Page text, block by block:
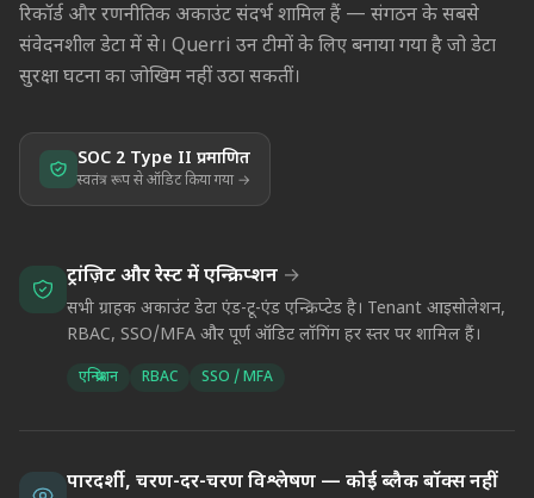
रिकॉर्ड और रणनीतिक अकाउंट संदर्भ शामिल हैं — संगठन के सबसे
संवेदनशील डेटा में से। Querri उन टीमों के लिए बनाया गया है जो डेटा
सुरक्षा घटना का जोखिम नहीं उठा सकतीं।
SOC 2 Type II प्रमाणित
स्वतंत्र रूप से ऑडिट किया गया →
ट्रांज़िट और रेस्ट में एन्क्रिप्शन →
सभी ग्राहक अकाउंट डेटा एंड-टू-एंड एन्क्रिप्टेड है। Tenant आइसोलेशन,
RBAC, SSO/MFA और पूर्ण ऑडिट लॉगिंग हर स्तर पर शामिल हैं।
एन्क्रिप्शन RBAC SSO / MFA
पारदर्शी, चरण-दर-चरण विश्लेषण — कोई ब्लैक बॉक्स नहीं